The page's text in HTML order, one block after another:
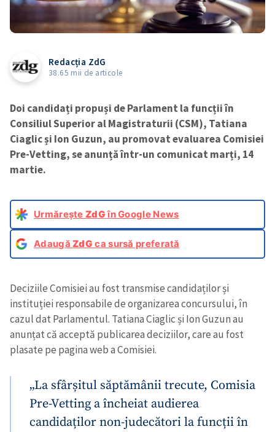
Redacția ZdG
38.65 mii de articole
Doi candidați propuși de Parlament la funcții în
Consiliul Superior al Magistraturii (CSM), Tatiana
Ciaglic și Ion Guzun, au promovat evaluarea Comisiei
Pre-Vetting, se anunță într-un comunicat marți, 14
martie.
Urmărește ZdGîn Google News
AdaugăZdG ca sursă preferată
Deciziile Comisiei au fost transmise candidaților și
instituției responsabile de organizarea concursului, în
cazul dat Parlamentul. Tatiana Ciaglic și Ion Guzun au
anunțat că acceptă publicarea deciziilor, care au fost
plasate pe pagina web a Comisiei.
„La sfârșitul săptămânii trecute, Comisia
Pre-Vetting a încheiat audierea
candidaților non-judecători la funcții în